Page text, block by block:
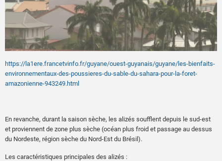
https://la1ere.francetvinfo.fr/guyane/ouest-guyanais/guyane/les-bienfaits-
environnementaux-des-poussieres-du-sable-du-sahara-pour-la-foret-
amazonienne-943249.html
En revanche, durant la saison sèche, les alizés soufflent depuis le sud-est
et proviennent de zone plus sèche (océan plus froid et passage au dessus
du Nordeste, région sèche du Nord-Est du Brésil).
Les caractéristiques principales des alizés :